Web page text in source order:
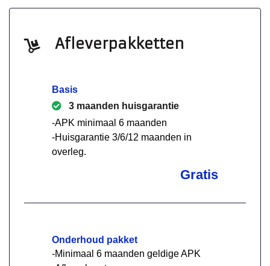
Afleverpakketten
Basis
3 maanden huisgarantie
-APK minimaal 6 maanden
-Huisgarantie 3/6/12 maanden in
overleg.
Gratis
Onderhoud pakket
-Minimaal 6 maanden geldige APK